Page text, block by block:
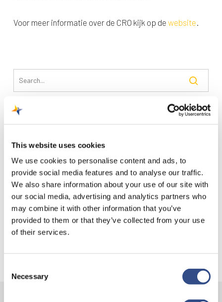
This website uses cookies
We use cookies to personalise content and ads, to
provide social media features and to analyse our traffic.
We also share information about your use of our site with
our social media, advertising and analytics partners who
may combine it with other information that you’ve
provided to them or that they’ve collected from your use
of their services.
Selection
Necessary
Voor meer informatie over de CRO kijk op de website.
Recente berichten
Trainingsvlucht 4 augustus
Nieuwe AI-primeur voor Maastricht Aachen Airport:
intelligent exoskelet ondersteunt vrachtafhandeling
Je kunt je nu aanmelden voor onze Burendag 2026!
Trainingsvlucht 17 juli
Trainingsvlucht KLM